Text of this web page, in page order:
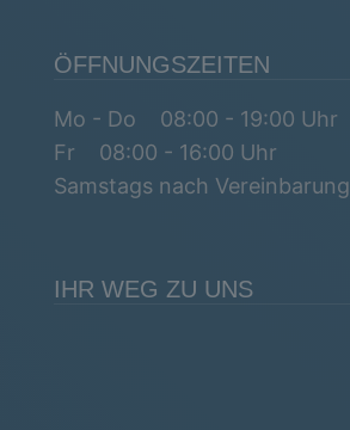
ÖFFNUNGSZEITEN
Mo - Do 08:00 - 19:00 Uhr
Fr 08:00 - 16:00 Uhr
Samstags nach Vereinbarung
IHR WEG ZU UNS